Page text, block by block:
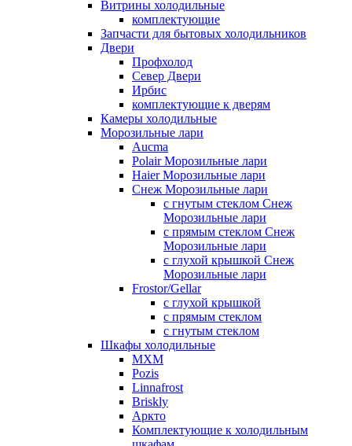
Витрины холодильные
комплектующие
Запчасти для бытовых холодильников
Двери
Профхолод
Север Двери
Ирбис
комплектующие к дверям
Камеры холодильные
Морозильные лари
Aucma
Polair Морозильные лари
Haier Морозильные лари
Снеж Морозильные лари
с гнутым стеклом Снеж
Морозильные лари
с прямым стеклом Снеж
Морозильные лари
с глухой крышкой Снеж
Морозильные лари
Frostor/Gellar
с глухой крышкой
с прямым стеклом
с гнутым стеклом
Шкафы холодильные
МХМ
Pozis
Linnafrost
Briskly
Аркто
Комплектующие к холодильным